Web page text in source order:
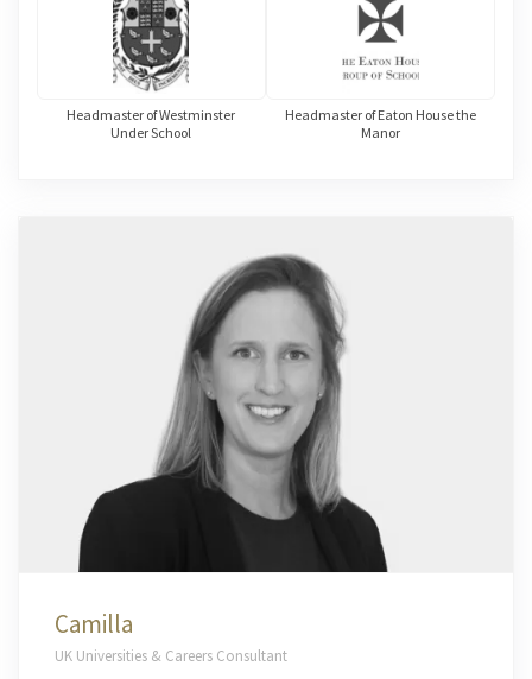
Headmaster of Westminster
Under School
Headmaster of Eaton House the
Manor
Camilla
UK Universities & Careers Consultant